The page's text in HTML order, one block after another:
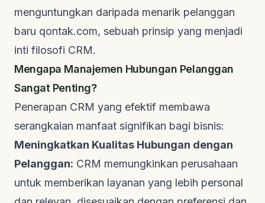
menguntungkan daripada menarik pelanggan
baru qontak.com, sebuah prinsip yang menjadi
inti filosofi CRM.
Mengapa Manajemen Hubungan Pelanggan
Sangat Penting?
Penerapan CRM yang efektif membawa
serangkaian manfaat signifikan bagi bisnis:
Meningkatkan Kualitas Hubungan dengan
Pelanggan: CRM memungkinkan perusahaan
untuk memberikan layanan yang lebih personal